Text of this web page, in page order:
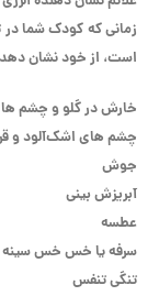
زمانی که کودک شما در
است، از خود نشان
خارش در گلو و چشم ها
چشم‌ های اشک‌آلود و
جوش
آبریزش بینی
عطسه
سرفه یا خس‌ خس سینه
تنگی تنفس